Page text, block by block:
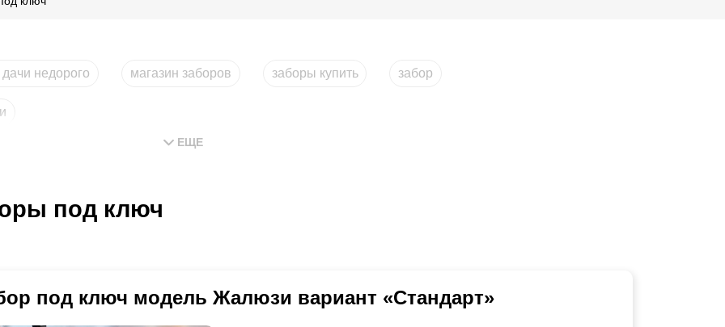
недорого магазин заборов заборы купить забор
ЕЩЕ
под ключ
под ключ модель Жалюзи вариант «Стандарт»